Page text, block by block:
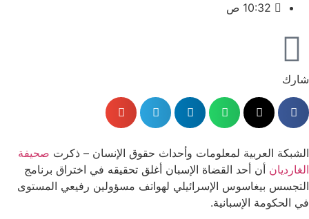
10:32 ص
شارك
الشبكة العربية لمعلومات وأحداث حقوق الإنسان – ذكرت صحيفة
الغارديان أن أحد القضاة الإسبان أغلق تحقيقه في اختراق برنامج
التجسس بيغاسوس الإسرائيلي لهواتف مسؤولين رفيعي المستوى
في الحكومة الإسبانية.